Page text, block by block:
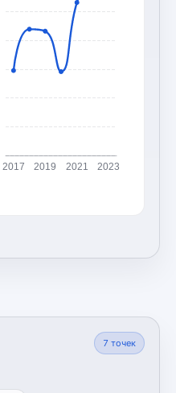
2017 2019 2021 2023
7 точек